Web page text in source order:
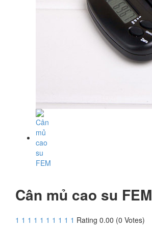
Cân mủ cao su FEM
1 1 1 1 1 1 1 1 1 1 Rating 0.00 (0 Votes)